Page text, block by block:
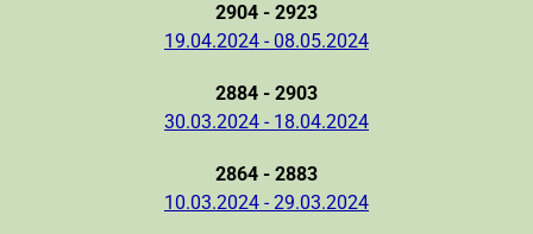
2904 - 2923
19.04.2024 - 08.05.2024
2884 - 2903
30.03.2024 - 18.04.2024
2864 - 2883
10.03.2024 - 29.03.2024